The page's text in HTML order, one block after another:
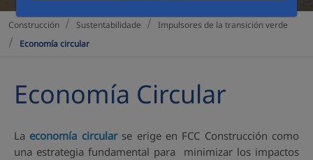
Construcción Sustentabilidade
Impulsores de la transición verde
Economía circular
Economía Circular
La economía circularse erige en FCC Construcción como
una estrategia fundamental para minimizar los impactos